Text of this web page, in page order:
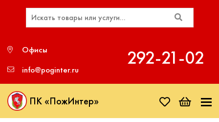
Офисы
info@poginter.ru
292‑21‑02
ПК «ПожИнтер»